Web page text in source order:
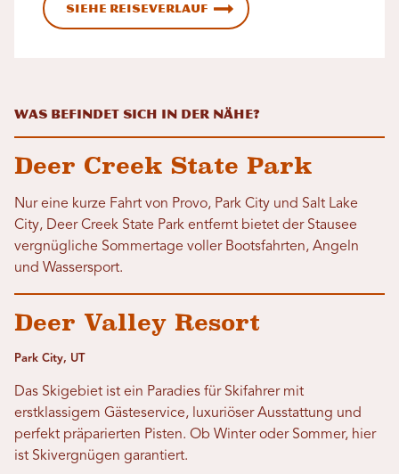
Siehe Reiseverlauf
Was befindet sich in der Nähe?
Deer Creek State Park
Nur eine kurze Fahrt von Provo, Park City und Salt Lake
City, Deer Creek State Park entfernt bietet der Stausee
vergnügliche Sommertage voller Bootsfahrten, Angeln
und Wassersport.
Deer Valley Resort
Park City, UT
Das Skigebiet ist ein Paradies für Skifahrer mit
erstklassigem Gästeservice, luxuriöser Ausstattung und
perfekt präparierten Pisten. Ob Winter oder Sommer, hier
ist Skivergnügen garantiert.